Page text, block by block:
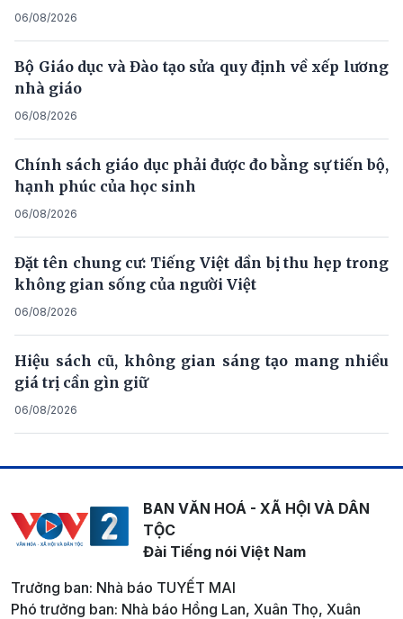
06/08/2026
Bộ Giáo dục và Đào tạo sửa quy định về xếp lương
nhà giáo
06/08/2026
Chính sách giáo dục phải được đo bằng sự tiến bộ,
hạnh phúc của học sinh
06/08/2026
Đặt tên chung cư: Tiếng Việt dần bị thu hẹp trong
không gian sống của người Việt
06/08/2026
Hiệu sách cũ, không gian sáng tạo mang nhiều
giá trị cần gìn giữ
06/08/2026
BAN VĂN HOÁ - XÃ HỘI VÀ DÂN
TỘC
Đài Tiếng nói Việt Nam
Trưởng ban: Nhà báo TUYẾT MAI
Phó trưởng ban: Nhà báo Hồng Lan, Xuân Thọ, Xuân